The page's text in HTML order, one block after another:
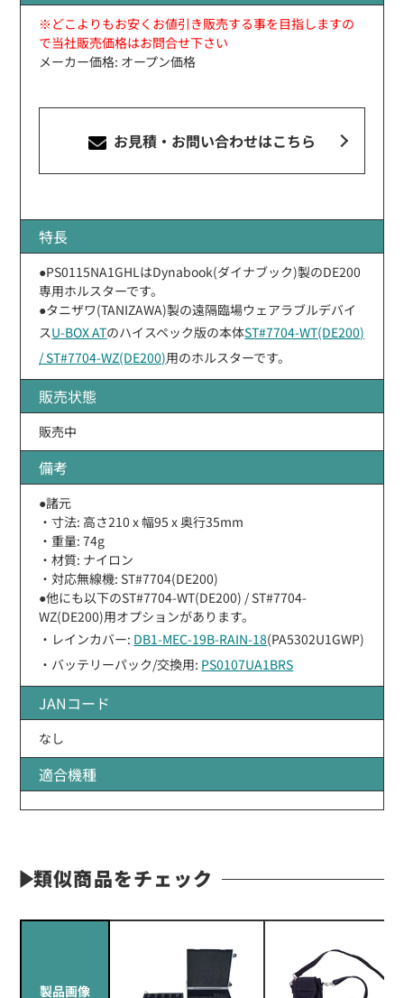
※どこよりもお安くお値引き販売する事を目指しますの
で当社販売価格はお問合せ下さい
メーカー価格: オープン価格
お見積・お問い合わせはこちら
特長
●PS0115NA1GHLはDynabook(ダイナブック)製のDE200
専用ホルスターです。
●タニザワ(TANIZAWA)製の遠隔臨場ウェアラブルデバイ
スU-BOX ATのハイスペック版の本体ST#7704-WT(DE200)
/ ST#7704-WZ(DE200)用のホルスターです。
販売状態
販売中
備考
●諸元
・寸法: 高さ210 x 幅95 x 奥行35mm
・重量: 74g
・材質: ナイロン
・対応無線機: ST#7704(DE200)
●他にも以下のST#7704-WT(DE200) / ST#7704-
WZ(DE200)用オプションがあります。
・レインカバー: DB1-MEC-19B-RAIN-18(PA5302U1GWP)
・バッテリーパック/交換用: PS0107UA1BRS
JANコード
なし
適合機種
類似商品をチェック
製品画像